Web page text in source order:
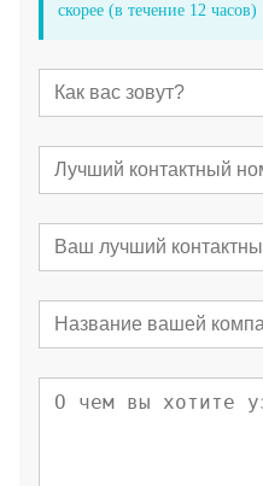
скорее (в течение 12 часов)